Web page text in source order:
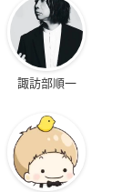
諏訪部順一